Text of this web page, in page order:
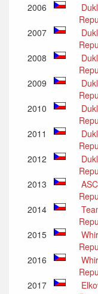
2006
2007
2008
2009
2010
2011
2012
2013
2014
2015
2016
2017